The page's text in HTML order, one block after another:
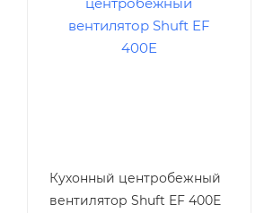
Кухонный центробежный
вентилятор Shuft EF 400E